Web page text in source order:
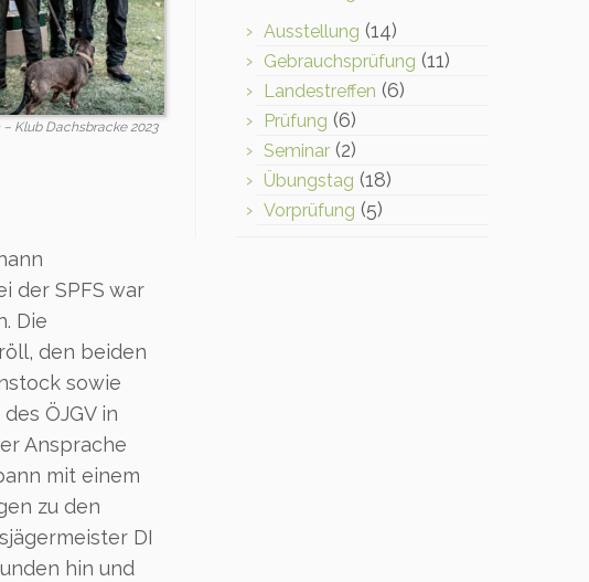
Klub Dachsbracke 2023
der SPFS war
Die
den beiden
sowie
ÖJGV in
Ansprache
mit einem
zu den
DI
hin und
Ausstellung (14)
Gebrauchsprüfung (11)
Landestreffen (6)
Prüfung (6)
Seminar (2)
Übungstag (18)
Vorprüfung (5)